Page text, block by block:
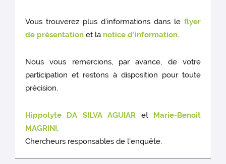
Vous trouverez plus d’informations dans leflyer
de présentationet la notice d’information.
Nous vous remercions, par avance, de votre
participation et restons à disposition pour toute
précision.
Hippolyte DA SILVA AGUIAR et Marie-Benoit
MAGRINI,
Chercheurs responsables de l'enquête.